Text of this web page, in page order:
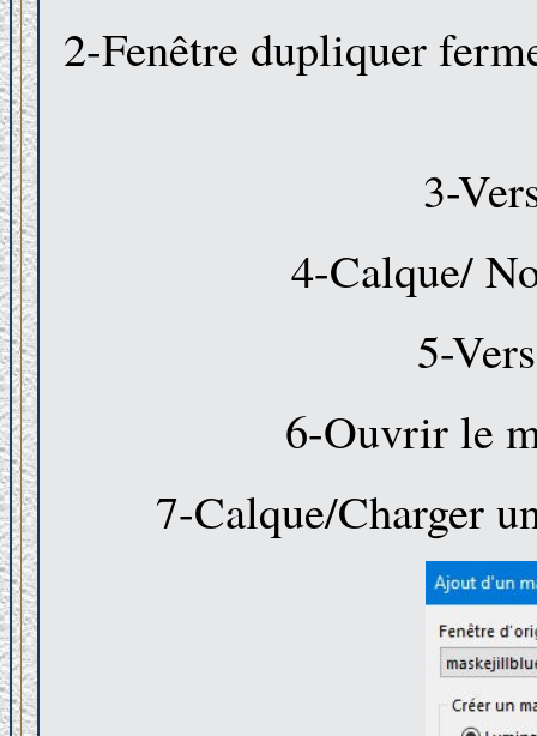
2-Fenêtre dupliquer
3-
4-Calque/
5-
6-Ouvrir le
7-Calque/Charger